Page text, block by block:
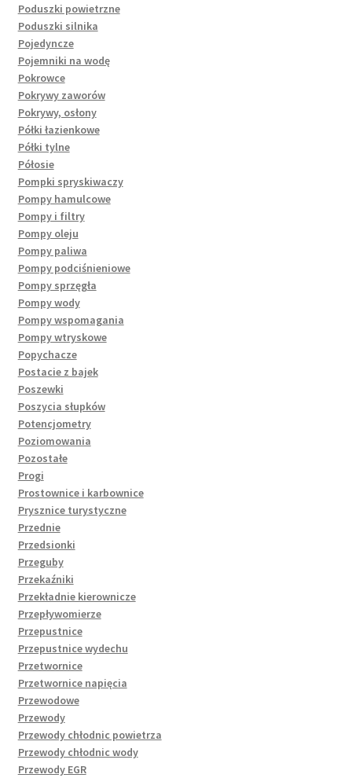
Poduszki powietrzne
Poduszki silnika
Pojedyncze
Pojemniki na wodę
Pokrowce
Pokrywy zaworów
Pokrywy, osłony
Półki łazienkowe
Półki tylne
Półosie
Pompki spryskiwaczy
Pompy hamulcowe
Pompy i filtry
Pompy oleju
Pompy paliwa
Pompy podciśnieniowe
Pompy sprzęgła
Pompy wody
Pompy wspomagania
Pompy wtryskowe
Popychacze
Postacie z bajek
Poszewki
Poszycia słupków
Potencjometry
Poziomowania
Pozostałe
Progi
Prostownice i karbownice
Prysznice turystyczne
Przednie
Przedsionki
Przeguby
Przekaźniki
Przekładnie kierownicze
Przepływomierze
Przepustnice
Przepustnice wydechu
Przetwornice
Przetwornice napięcia
Przewodowe
Przewody
Przewody chłodnic powietrza
Przewody chłodnic wody
Przewody EGR